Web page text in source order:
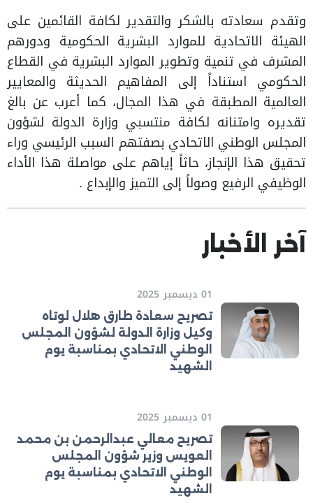
وتقدم سعادته بالشكر والتقدير لكافة القائمين على
الهيئة الاتحادية للموارد البشرية الحكومية ودورهم
المشرف في تنمية وتطوير الموارد البشرية في القطاع
الحكومي استناداً إلى المفاهيم الحديثة والمعايير
العالمية المطبقة في هذا المجال، كما أعرب عن بالغ
تقديره وامتنانه لكافة منتسبي وزارة الدولة لشؤون
المجلس الوطني الاتحادي بصفتهم السبب الرئيسي وراء
تحقيق هذا الإنجاز، حاثاً إياهم على مواصلة هذا الأداء
الوظيفي الرفيع وصولاً إلى التميز والإبداع .
آخر الأخبار
01 ديسمبر 2025
تصريح سعادة طارق هلال لوتاه
وكيل وزارة الدولة لشؤون المجلس
الوطني الاتحادي بمناسبة يوم
الشهيد
01 ديسمبر 2025
تصريح معالي عبدالرحمن بن محمد
العويس وزير شؤون المجلس
الوطني الاتحادي بمناسبة يوم
الشهيد